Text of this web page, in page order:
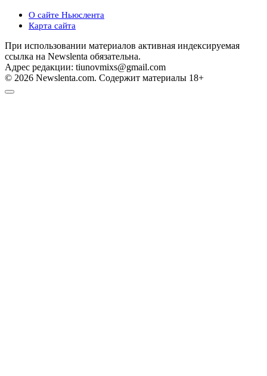
О сайте Ньюслента
Карта сайта
При использовании материалов активная индексируемая
ссылка на Newslenta обязательна.
Адрес редакции: tiunovmixs@gmail.com
© 2026 Newslenta.com. Содержит материалы 18+